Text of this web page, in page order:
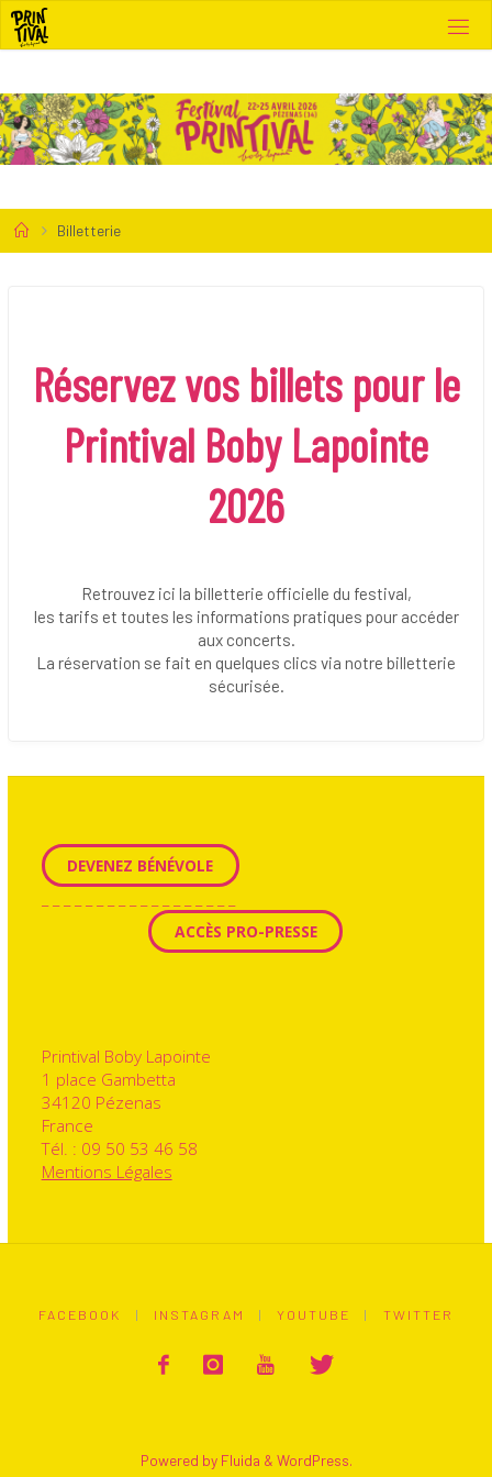
Skip
content
HomeBilletterie
Réservez vos billets pour le
Printival Boby Lapointe
2026
Retrouvez ici la billetterie officielle du festival,
les tarifs et toutes les informations pratiques pour accéder
aux concerts.
La réservation se fait en quelques clics via notre billetterie
sécurisée.
DEVENEZ BÉNÉVOLE
ACCÈS PRO-PRESSE
Printival Boby Lapointe
1 place Gambetta
34120 Pézenas
France
Tél. : 09 50 53 46 58
Mentions Légales
FACEBOOK | INSTAGRAM | YOUTUBE | TWITTER
Powered byFluida & WordPress.